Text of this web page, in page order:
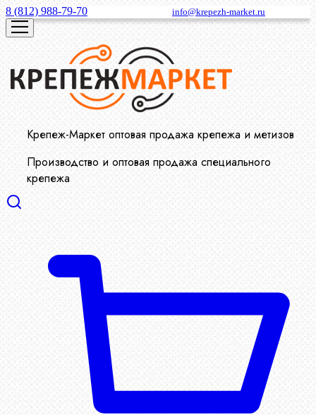
8 (812) 988-79-70 info@krepezh-market.ru
Крепеж-Маркет оптовая продажа крепежа и метизов
Производство и оптовая продажа специального
крепежа